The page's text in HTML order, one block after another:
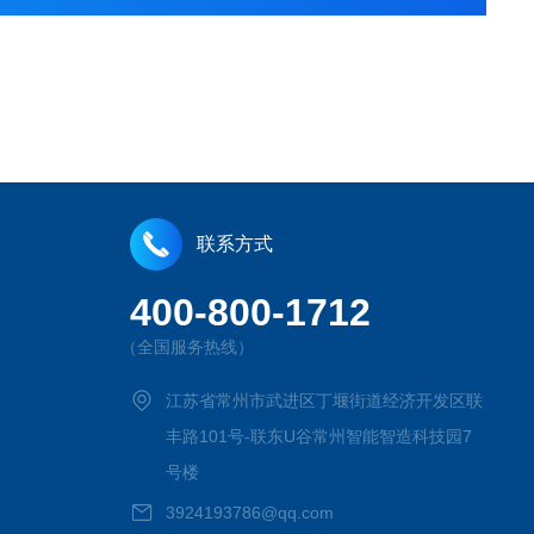
联系方式
400-800-1712
（全国服务热线）
江苏省常州市武进区丁堰街道经济开发区联
丰路101号-联东U谷常州智能智造科技园7
号楼
3924193786@qq.com